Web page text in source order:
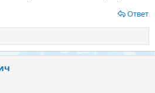
Ответ